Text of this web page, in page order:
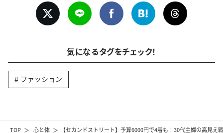
TOP 心と体 【セカンドストリート】予算6000円で4着も！30代主婦の高見え
気になるタグをチェック！
ファッション